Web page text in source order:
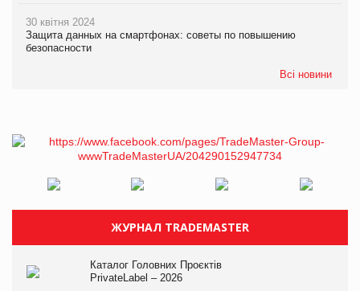
30 квітня 2024
Защита данных на смартфонах: советы по повышению
безопасности
Всі новини
ЖУРНАЛ TRADEMASTER
Каталог Головних Проєктів
PrivateLabel – 2026